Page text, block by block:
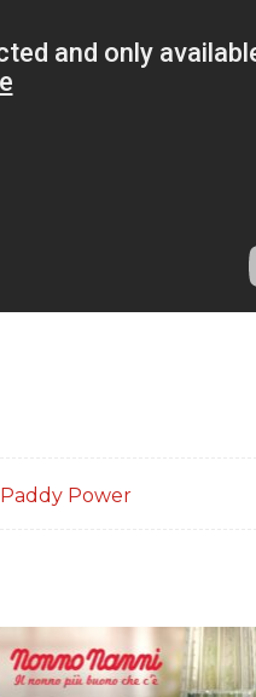
Paddy Power